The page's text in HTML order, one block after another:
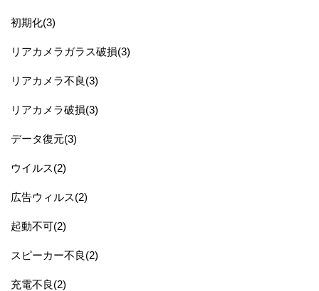
初期化(3)
リアカメラガラス破損(3)
リアカメラ不良(3)
リアカメラ破損(3)
データ復元(3)
ウイルス(2)
広告ウィルス(2)
起動不可(2)
スピーカー不良(2)
充電不良(2)